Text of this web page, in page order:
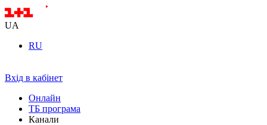
UA
RU
Вхід в кабінет
Онлайн
ТБ програма
Канали